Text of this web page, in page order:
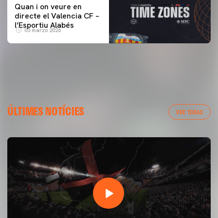
Quan i on veure en
directe el Valencia CF –
l’Esportiu Alabés
03 marzo 2026
ÚLTIMES NOTÍCIES VER TODAS